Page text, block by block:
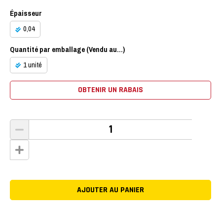
Épaisseur
0,04
Quantité par emballage (Vendu au...)
1 unité
OBTENIR UN RABAIS